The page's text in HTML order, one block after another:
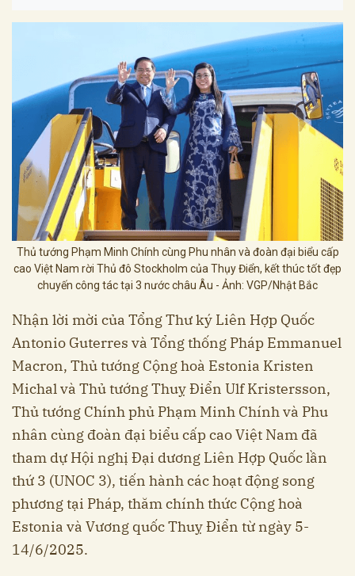
Thủ tướng Phạm Minh Chính cùng Phu nhân và đoàn đại biểu cấp
cao Việt Nam rời Thủ đô Stockholm của Thụy Điển, kết thúc tốt đẹp
chuyến công tác tại 3 nước châu Âu - Ảnh: VGP/Nhật Bắc
Nhận lời mời của Tổng Thư ký Liên Hợp Quốc
Antonio Guterres và Tổng thống Pháp Emmanuel
Macron, Thủ tướng Cộng hoà Estonia Kristen
Michal và Thủ tướng Thuỵ Điển Ulf Kristersson,
Thủ tướng Chính phủ Phạm Minh Chính và Phu
nhân cùng đoàn đại biểu cấp cao Việt Nam đã
tham dự Hội nghị Đại dương Liên Hợp Quốc lần
thứ 3 (UNOC 3), tiến hành các hoạt động song
phương tại Pháp, thăm chính thức Cộng hoà
Estonia và Vương quốc Thuỵ Điển từ ngày 5-
14/6/2025.